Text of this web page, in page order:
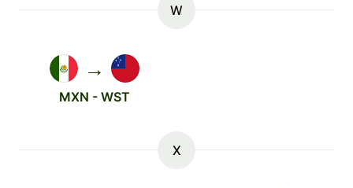
W
→
MXN - WST
X